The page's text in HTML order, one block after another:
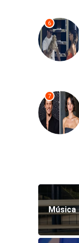
6
7
Música